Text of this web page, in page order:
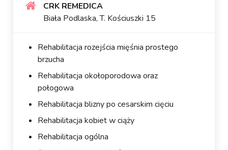
CRK REMEDICA
Biała Podlaska, T. Kościuszki 15
Rehabilitacja rozejścia mięśnia prostego
brzucha
Rehabilitacja okołoporodowa oraz
połogowa
Rehabilitacja blizny po cesarskim cięciu
Rehabilitacja kobiet w ciąży
Rehabilitacja ogólna